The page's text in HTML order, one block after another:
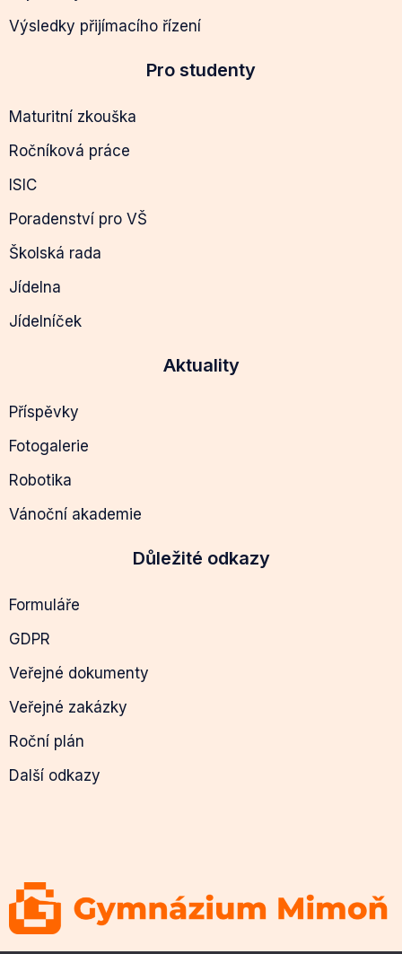
Výsledky přijímacího řízení
Pro studenty
Maturitní zkouška
Ročníková práce
ISIC
Poradenství pro VŠ
Školská rada
Jídelna
Jídelníček
Aktuality
Příspěvky
Fotogalerie
Robotika
Vánoční akademie
Důležité odkazy
Formuláře
GDPR
Veřejné dokumenty
Veřejné zakázky
Roční plán
Další odkazy